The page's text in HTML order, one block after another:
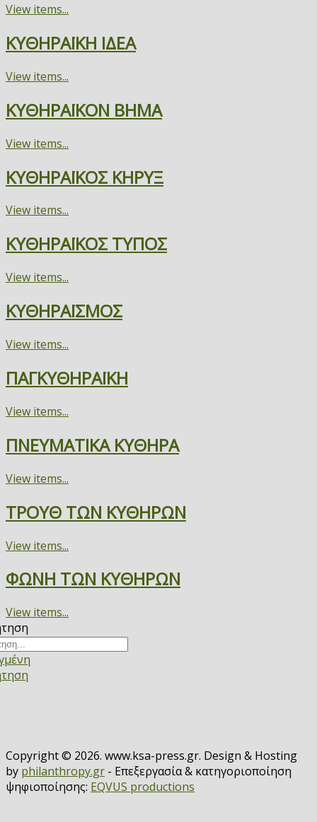
View items...
ΚΥΘΗΡΑΪΚΗ ΙΔΕΑ
View items...
ΚΥΘΗΡΑΪΚΟΝ ΒΗΜΑ
View items...
ΚΥΘΗΡΑΪΚΟΣ ΚΗΡΥΞ
View items...
ΚΥΘΗΡΑΪΚΟΣ ΤΥΠΟΣ
View items...
ΚΥΘΗΡΑΪΣΜΟΣ
View items...
ΠΑΓΚΥΘΗΡΑΪΚΗ
View items...
ΠΝΕΥΜΑΤΙΚΑ ΚΥΘΗΡΑ
View items...
ΤΡΟΥΘ ΤΩΝ ΚΥΘΗΡΩΝ
View items...
ΦΩΝΗ ΤΩΝ ΚΥΘΗΡΩΝ
View items...
Copyright © 2026. www.ksa-press.gr. Design & Hosting
by philanthropy.gr - Επεξεργασία & κατηγοριοποίηση
ψηφιοποίησης: EQVUS productions